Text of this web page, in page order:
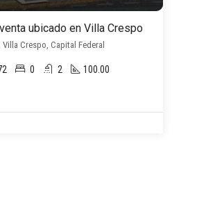
ubicado en Villa Crespo
Crespo, Capital Federal
0 2 100.00